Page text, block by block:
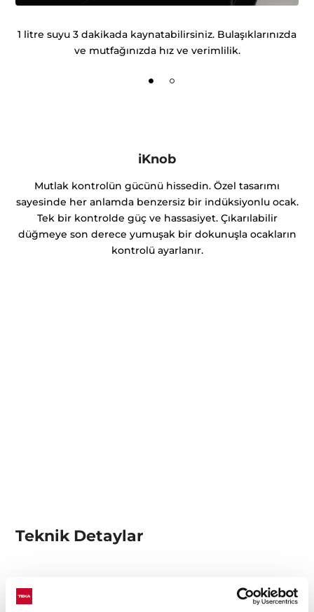
1 litre suyu 3 dakikada kaynatabilirsiniz. Bulaşıklarınızda
ve mutfağınızda hız ve verimlilik.
iKnob
Mutlak kontrolün gücünü hissedin. Özel tasarımı
sayesinde her anlamda benzersiz bir indüksiyonlu ocak.
Tek bir kontrolde güç ve hassasiyet. Çıkarılabilir
düğmeye son derece yumuşak bir dokunuşla ocakların
kontrolü ayarlanır.
Teknik Detaylar
iKnob Kontrol